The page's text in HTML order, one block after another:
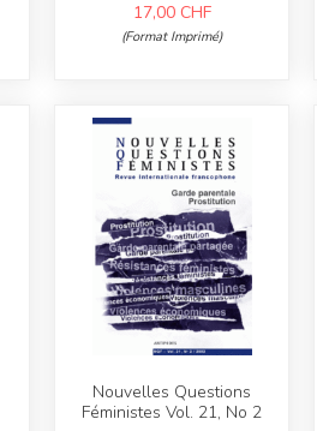
17,00 CHF
(Format Imprimé)
Nouvelles Questions
Féministes Vol. 21, No 2